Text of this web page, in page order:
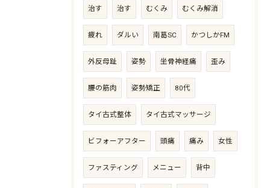
治す 治す むくみ むくみ解消
疲れ ダルい 南葛SC かつしかFM
外反母趾 姿勢 坐骨神経痛 歪み
腰の筋肉 姿勢矯正 80代
タイ古式整体 タイ古式マッサージ
ビフォーアフター 頭痛 痛み 女性
ファスティング メニュー 背中